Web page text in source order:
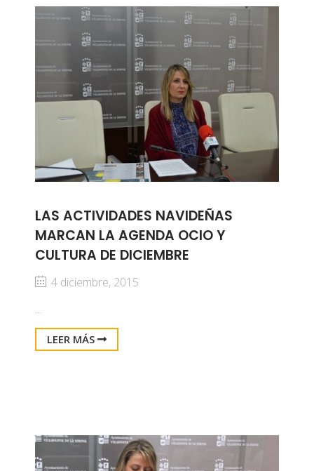
LAS ACTIVIDADES NAVIDEÑAS
MARCAN LA AGENDA OCIO Y
CULTURA DE DICIEMBRE
4 diciembre, 2015
...
LEER MÁS